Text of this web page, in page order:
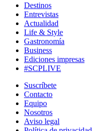
Destinos
Entrevistas
Actualidad
Life & Style
Gastronomía
Business
Ediciones impresas
#SCPLIVE
Suscríbete
Contacto
Equipo
Nosotros
Aviso legal